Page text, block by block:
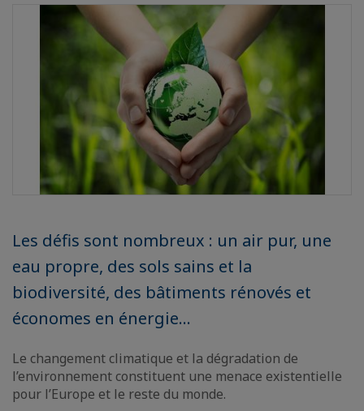
Les défis sont nombreux : un air pur, une
eau propre, des sols sains et la
biodiversité, des bâtiments rénovés et
économes en énergie...
Le changement climatique et la dégradation de
l’environnement constituent une menace existentielle
pour l’Europe et le reste du monde.